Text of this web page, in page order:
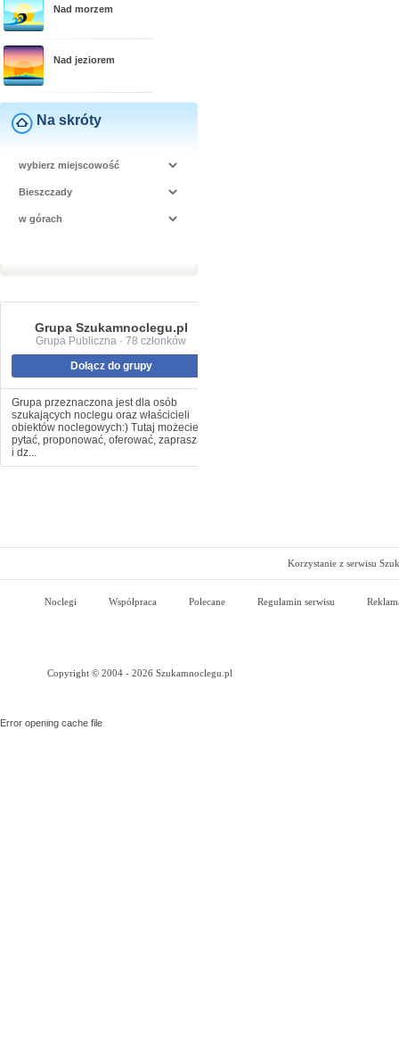
Nad morzem
Nad jeziorem
Na skróty
Grupa Szukamnoclegu.pl
Grupa Publiczna · 78 członków
Dołącz do grupy
Grupa przeznaczona jest dla osób
szukających noclegu oraz właścicieli
obiektów noclegowych:) Tutaj możecie
pytać, proponować, oferować, zapraszać
i dz...
Korzystanie z serwisu
Noclegi Współpraca Polecane Regulamin serwisu
Copyright © 2004 - 2026 Szukamnoclegu.pl
Error opening cache file